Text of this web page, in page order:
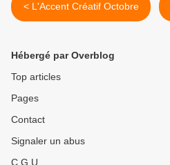
< L'Accent Créatif Octobre
Hébergé par Overblog
Top articles
Pages
Contact
Signaler un abus
C.G.U.